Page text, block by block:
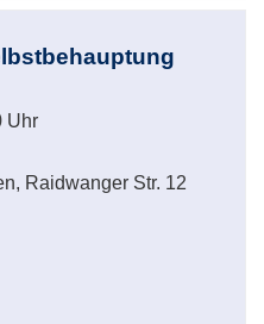
Uhr
Raidwanger Str. 12